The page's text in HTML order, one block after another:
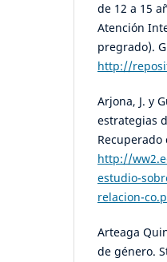
de 12 a 15
Atención
pregrado).
http://
Arjona, J. y
estrategias
Recuperado
http://
estudio-
relacion-
Arteaga
de género.